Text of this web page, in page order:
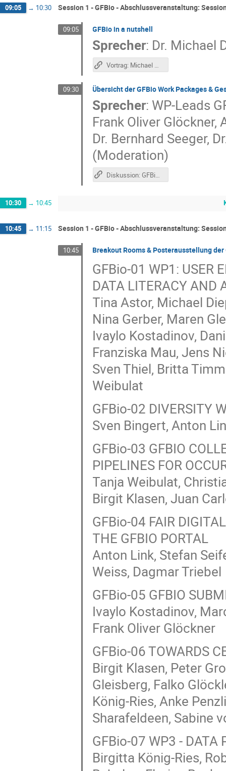
09:05 → 10:30 Session 1 - GFBio - Abschlussveranstaltung:
09:05 GFBio in a nutshell
Sprecher: Dr. Michael
Vortrag: Michael Diepenbroek & die Geschichte von GFBio
09:30 Übersicht der GFBio Work Packages &
Sprecher: WP-Leads
Frank Oliver Glöckner,
Dr. Bernhard Seeger,
(Moderation)
Diskussion: GFBio Achievements und Lessons Learned
10:30 → 10:45
10:45 → 11:15 Session 1 - GFBio - Abschlussveranstaltung:
10:45 Breakout Rooms & Posterausstellung
GFBio-01 WP1: USER
DATA LITERACY AND
Tina Astor, Michael
Nina Gerber, Maren
Ivaylo Kostadinov,
Franziska Mau, Jens
Sven Thiel, Britta
Weibulat
GFBio-02 DIVERSITY
Sven Bingert, Anton
GFBio-03 GFBIO
PIPELINES FOR
Tanja Weibulat,
Birgit Klasen, Juan
GFBio-04 FAIR
THE GFBIO PORTAL
Anton Link, Stefan
Weiss, Dagmar Triebel
GFBio-05 GFBIO
Ivaylo Kostadinov,
Frank Oliver Glöckner
GFBio-06 TOWARDS
Birgit Klasen, Peter
Gleisberg, Falko
König-Ries, Anke
Sharafeldeen, Sabine
GFBio-07 WP3 - DATA
Birgitta König-Ries,